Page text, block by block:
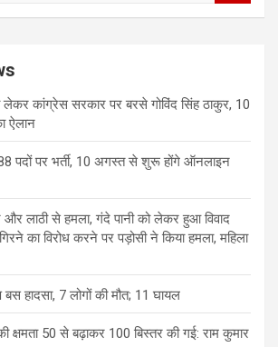
लेकर कांग्रेस सरकार पर बरसे गोविंद सिंह ठाकुर, 10
ऐलान
पदों पर भर्ती, 10 अगस्त से शुरू होंगे ऑनलाइन
और लाठी से हमला, गंदे पानी को लेकर हुआ विवाद
का विरोध करने पर पड़ोसी ने किया हमला, महिला
हादसा, 7 लोगों की मौत; 11 घायल
क्षमता 50 से बढ़ाकर 100 बिस्तर की गई: राम कुमार